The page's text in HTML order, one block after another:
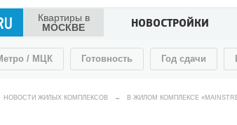
Квартиры в
МОСКВЕ
НОВОСТРОЙКИ
/ МЦК Готовность Год сдачи
НОВОСТИ ЖИЛЫХ КОМПЛЕКСОВ → В ЖИЛОМ КОМПЛЕКСЕ